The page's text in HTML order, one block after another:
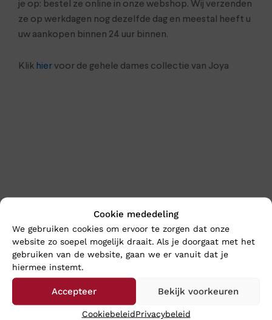
Cookie mededeling
We gebruiken cookies om ervoor te zorgen dat onze
website zo soepel mogelijk draait. Als je doorgaat met het
gebruiken van de website, gaan we er vanuit dat je
hiermee instemt.
Accepteer Bekijk voorkeuren
CookiebeleidPrivacybeleid
je op: bestel ze online in onze webshop. Wij verzenden
ze op werkdagen nog dezelfde dag en meestal heeft u
uw aankopen binnen 24 uur binnen.
Klik hiervoor de gehele dames collectie van Joya
En wat vind u van deze?
Nieuw Nieuw